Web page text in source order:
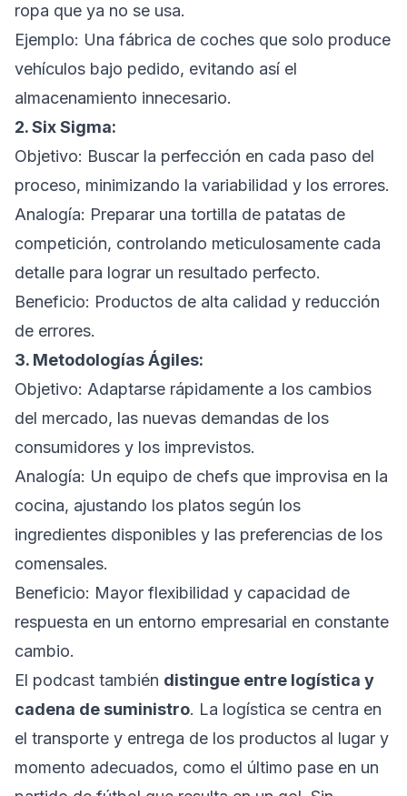
ropa que ya no se usa.
Ejemplo: Una fábrica de coches que solo produce
vehículos bajo pedido, evitando así el
almacenamiento innecesario.
2. Six Sigma:
Objetivo: Buscar la perfección en cada paso del
proceso, minimizando la variabilidad y los errores.
Analogía: Preparar una tortilla de patatas de
competición, controlando meticulosamente cada
detalle para lograr un resultado perfecto.
Beneficio: Productos de alta calidad y reducción
de errores.
3. Metodologías Ágiles:
Objetivo: Adaptarse rápidamente a los cambios
del mercado, las nuevas demandas de los
consumidores y los imprevistos.
Analogía: Un equipo de chefs que improvisa en la
cocina, ajustando los platos según los
ingredientes disponibles y las preferencias de los
comensales.
Beneficio: Mayor flexibilidad y capacidad de
respuesta en un entorno empresarial en constante
cambio.
El podcast también distingue entre logística y
cadena de suministro. La logística se centra en
el transporte y entrega de los productos al lugar y
momento adecuados, como el último pase en un